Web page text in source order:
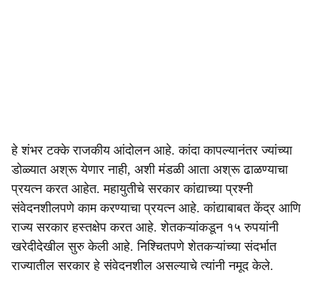
हे शंभर टक्के राजकीय आंदोलन आहे. कांदा कापल्यानंतर ज्यांच्या
डोळ्यात अश्रू येणार नाही, अशी मंडळी आता अश्रू ढाळण्याचा
प्रयत्न करत आहेत. महायुतीचे सरकार कांद्याच्या प्रश्नी
संवेदनशीलपणे काम करण्याचा प्रयत्न आहे. कांद्याबाबत केंद्र आणि
राज्य सरकार हस्तक्षेप करत आहे. शेतकऱ्यांकडून १५ रुपयांनी
खरेदीदेखील सुरु केली आहे. निश्चितपणे शेतकऱ्यांच्या संदर्भात
राज्यातील सरकार हे संवेदनशील असल्याचे त्यांनी नमूद केले.